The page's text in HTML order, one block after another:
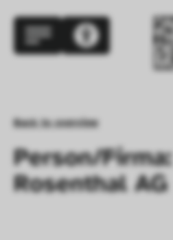
Back to overview
Person/Firma:
Rosenthal AG